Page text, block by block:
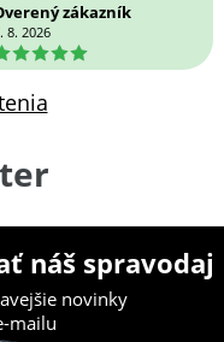
zákazník
8. 2026
náš spravodaj
novinky
mailu